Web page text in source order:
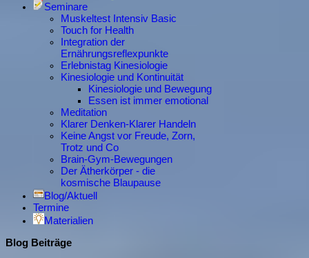
Seminare
Muskeltest Intensiv Basic
Touch for Health
Integration der
Ernährungsreflexpunkte
Erlebnistag Kinesiologie
Kinesiologie und Kontinuität
Kinesiologie und Bewegung
Essen ist immer emotional
Meditation
Klarer Denken-Klarer Handeln
Keine Angst vor Freude, Zorn,
Trotz und Co
Brain-Gym-Bewegungen
Der Ätherkörper - die
kosmische Blaupause
Blog/Aktuell
Termine
Materialien
Blog Beiträge